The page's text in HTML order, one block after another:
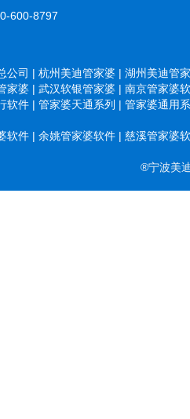
600-8797
公司 | 杭州美迪管家婆 | 湖州美迪管
家婆 | 武汉软银管家婆 | 南京管家婆
软件 | 管家婆天通系列 | 管家婆通用
软件 | 余姚管家婆软件 | 慈溪管家婆
®宁波美